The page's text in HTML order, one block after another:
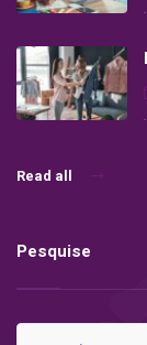
Read all
Pesquise